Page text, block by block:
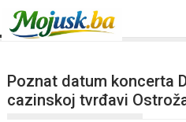
Poznat datum koncerta
cazinskoj tvrđavi